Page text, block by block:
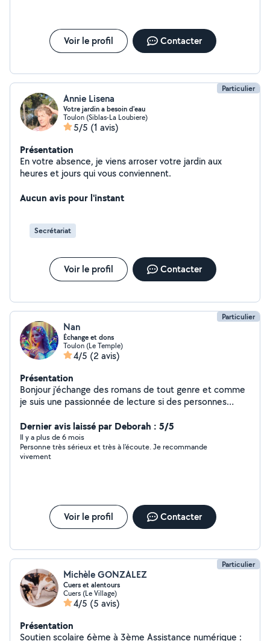
Voir le profil Contacter
Particulier
Annie Lisena
Votre jardin a besoin d'eau
Toulon (Siblas-La Loubiere)
5/5 (1 avis)
Présentation
En votre absence, je viens arroser votre jardin aux
heures et jours qui vous conviennent.
Aucun avis pour l'instant
Secrétariat
Voir le profil Contacter
Particulier
Nan
Échange et dons
Toulon (Le Temple)
4/5 (2 avis)
Présentation
Bonjour j'échange des romans de tout genre et comme
je suis une passionnée de lecture si des personnes
plusieurs plant d'aloès vera
Dernier avis laissé par Deborah : 5/5
Il y a plus de 6 mois
Personne très sérieux et très à l'écoute. Je recommande
vivement
Voir le profil Contacter
Particulier
Michèle GONZALEZ
Cuers et alentours
Cuers (Le Village)
4/5 (5 avis)
Présentation
Soutien scolaire 6ème à 3ème Assistance numérique :